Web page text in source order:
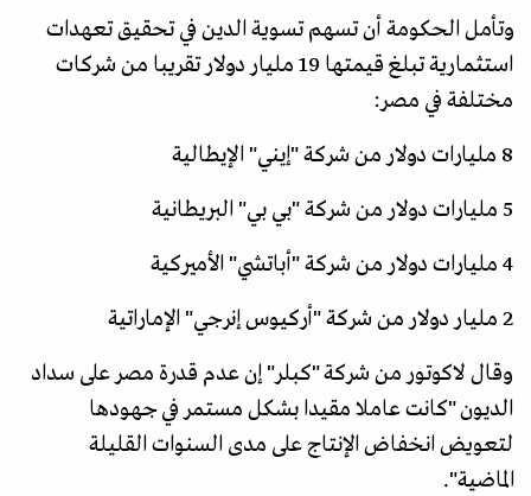
وتأمل الحكومة أن تسهم تسوية الدين في تحقيق تعهدات
استثمارية تبلغ قيمتها 19 مليار دولار تقريبا من شركات
مختلفة في مصر:
8 مليارات دولار من شركة "إيني" الإيطالية
5 مليارات دولار من شركة "بي بي" البريطانية
4 مليارات دولار من شركة "أباتشي" الأميركية
2 مليار دولار من شركة "أركيوس إنرجي" الإماراتية
وقال لاكوتور من شركة "كبلر" إن عدم قدرة مصر على سداد
الديون "كانت عاملا مقيدا بشكل مستمر في جهودها
لتعويض انخفاض الإنتاج على مدى السنوات القليلة
الماضية".